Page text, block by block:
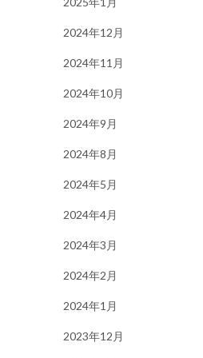
2024年12月
2024年11月
2024年10月
2024年9月
2024年8月
2024年5月
2024年4月
2024年3月
2024年2月
2024年1月
2023年12月